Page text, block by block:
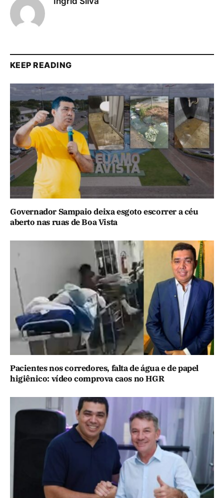
KEEP READING
Governador Sampaio deixa esgoto escorrer a céu
aberto nas ruas de Boa Vista
Pacientes nos corredores, falta de água e de papel
higiênico: vídeo comprova caos no HGR